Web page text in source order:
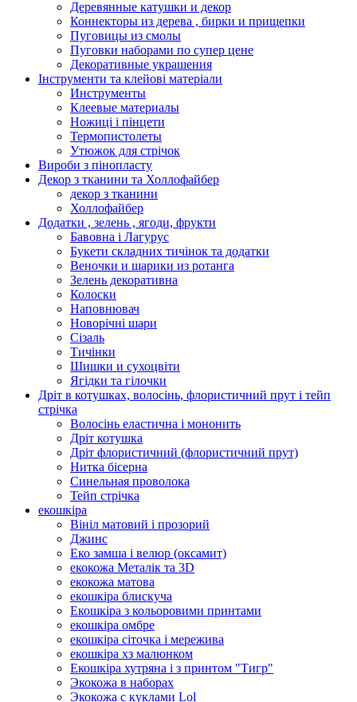
Деревянные катушки и декор
Коннекторы из дерева , бирки и прищепки
Пуговицы из смолы
Пуговки наборами по супер цене
Декоративные украшения
Інструменти та клейові матеріали
Инструменты
Клеевые материалы
Ножиці і пінцети
Термопистолеты
Утюжок для стрічок
Вироби з пінопласту
Декор з тканини та Холлофайбер
декор з тканини
Холлофайбер
Додатки , зелень , ягоди, фрукти
Бавовна і Лагурус
Букети складних тичінок та додатки
Веночки и шарики из ротанга
Зелень декоративна
Колоски
Наповнювач
Новорічні шари
Сізаль
Тичінки
Шишки и сухоцвіти
Ягідки та гілочки
Дріт в котушках, волосінь, флористичний прут і тейп
стрічка
Волосінь еластична і мононить
Дріт котушка
Дріт флористичний (флористичний прут)
Нитка бісерна
Синельная проволока
Тейп стрічка
екошкіра
Вініл матовий і прозорий
Джинс
Еко замша і велюр (оксамит)
екокожа Металік та 3D
екокожа матова
екошкіра блискуча
Екошкіра з кольоровими принтами
екошкіра омбре
екошкіра сіточка і мережива
екошкіра хз малюнком
Екошкіра хутряна і з принтом "Тигр"
Экокожа в наборах
Экокожа с куклами Lol